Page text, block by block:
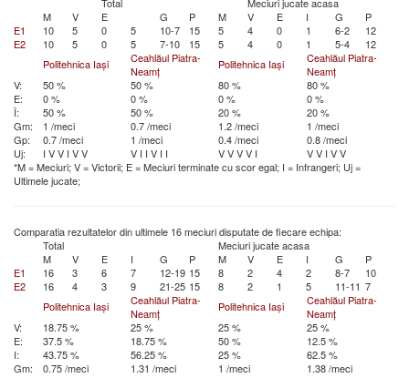
M
V E G P M V E I G
P
E1
10 5 0 5 10-7 15 5 4 0 1 6-2
12
E2
10 5 0 5 7-10 15 5 4 0 1 5-4
12
Politehnica Iași
Ceahlăul Piatra-
Neamț
Politehnica Iași
Ceahlăul Piatra-
Neamț
V:
50 % 50 % 80 %
80 %
E:
0 % 0 % 0 %
0 %
Î:
50 % 50 % 20 %
20 %
Gm:
1 /meci 0.7 /meci 1.2 /meci
1 /meci
Gp:
0.7 /meci 1 /meci 0.4 /meci
0.8 /meci
Uj:
I VV I VV V I I V I I VVVV I VV I VV
*M = Meciuri; V = Victorii; E = Meciuri terminate cu scor egal; I = Infrangeri; Uj =
Ultimele jucate;
Comparatia rezultatelor din ultimele 16 meciuri disputate de fiecare echipa:
Total
Meciuri jucate acasa
M
V E I G P M V E I G
P
E1
16 3 6 7 12-19 15 8 2 4 2 8-7
10
E2
16 4 3 9 21-25 15 8 2 1 5 11-11 7
Politehnica Iași
Ceahlăul Piatra-
Neamț
Politehnica Iași
Ceahlăul Piatra-
Neamț
V:
18.75 % 25 % 25 %
25 %
E:
37.5 % 18.75 % 50 %
12.5 %
I:
43.75 % 56.25 % 25 %
62.5 %
Gm:
0.75 /meci 1.31 /meci 1 /meci
1.38 /meci